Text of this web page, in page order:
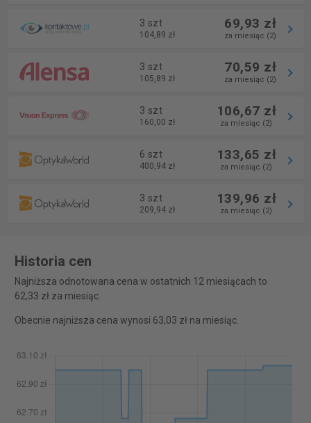
3 szt
104,89 zł
69,93 zł
za miesiąc (2)
3 szt
105,89 zł
70,59 zł
za miesiąc (2)
3 szt
160,00 zł
106,67 zł
za miesiąc (2)
6 szt
400,94 zł
133,65 zł
za miesiąc (2)
3 szt
209,94 zł
139,96 zł
za miesiąc (2)
Historia cen
Najniższa odnotowana cena w ostatnich 12 miesiącach to
62,33 zł za miesiąc.
Obecnie najniższa cena wynosi 63,03 zł na miesiąc.